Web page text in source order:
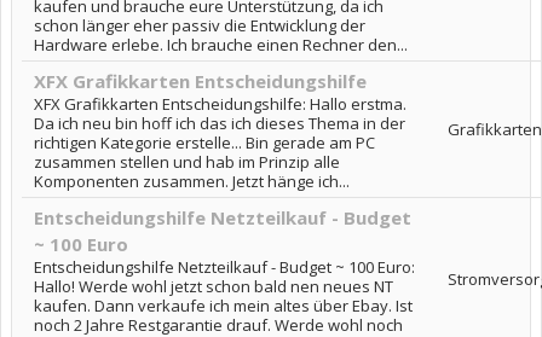
kaufen und brauche eure Unterstützung, da ich
schon länger eher passiv die Entwicklung der
Hardware erlebe. Ich brauche einen Rechner den...
XFX Grafikkarten Entscheidungshilfe
XFX Grafikkarten Entscheidungshilfe: Hallo erstma.
Da ich neu bin hoff ich das ich dieses Thema in der
richtigen Kategorie erstelle... Bin gerade am PC
zusammen stellen und hab im Prinzip alle
Komponenten zusammen. Jetzt hänge ich...
Grafikkarten
Entscheidungshilfe Netzteilkauf - Budget
~ 100 Euro
Entscheidungshilfe Netzteilkauf - Budget ~ 100 Euro:
Hallo! Werde wohl jetzt schon bald nen neues NT
kaufen. Dann verkaufe ich mein altes über Ebay. Ist
noch 2 Jahre Restgarantie drauf. Werde wohl noch